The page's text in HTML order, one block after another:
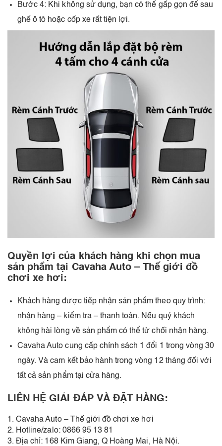
Bước 4: Khi không sử dụng, bạn có thể gấp gọn để sau
ghế ô tô hoặc cốp xe rất tiện lợi.
Quyền lợi của khách hàng khi chọn mua
sản phẩm tại Cavaha Auto – Thế giới đồ
chơi xe hơi:
Khách hàng được tiếp nhận sản phẩm theo quy trình:
nhận hàng – kiểm tra – thanh toán. Nếu quý khách
không hài lòng về sản phẩm có thể từ chối nhận hàng.
Cavaha Auto cung cấp chính sách 1 đổi 1 trong vòng 30
ngày. Và cam kết bảo hành trong vòng 12 tháng đối với
tất cả sản phẩm tại cửa hàng.
LIÊN HỆ GIẢI ĐÁP VÀ ĐẶT HÀNG:
1. Cavaha Auto – Thế giới đồ chơi xe hơi
2. Hotline/zalo: 0866 95 13 81
3. Địa chỉ: 168 Kim Giang, Q Hoàng Mai, Hà Nội.